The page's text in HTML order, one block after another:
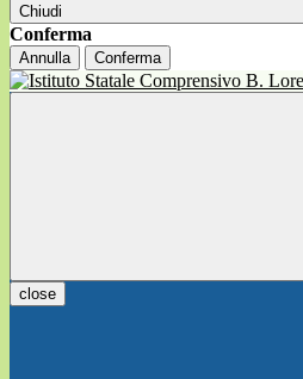
Chiudi
Conferma
Annulla Conferma
close